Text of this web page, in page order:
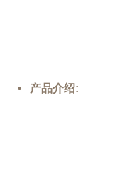
产品介绍: